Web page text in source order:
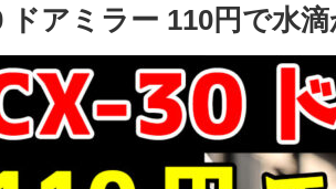
ドアミラー 110円で水